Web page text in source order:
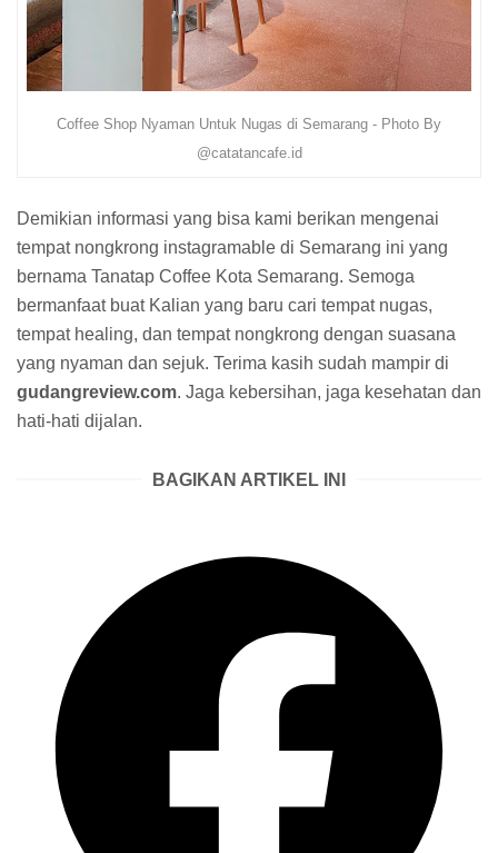
Coffee Shop Nyaman Untuk Nugas di Semarang - Photo By
@catatancafe.id
Demikian informasi yang bisa kami berikan mengenai
tempat nongkrong instagramable di Semarang ini yang
bernama Tanatap Coffee Kota Semarang. Semoga
bermanfaat buat Kalian yang baru cari tempat nugas,
tempat healing, dan tempat nongkrong dengan suasana
yang nyaman dan sejuk. Terima kasih sudah mampir di
gudangreview.com. Jaga kebersihan, jaga kesehatan dan
hati-hati dijalan.
BAGIKAN ARTIKEL INI